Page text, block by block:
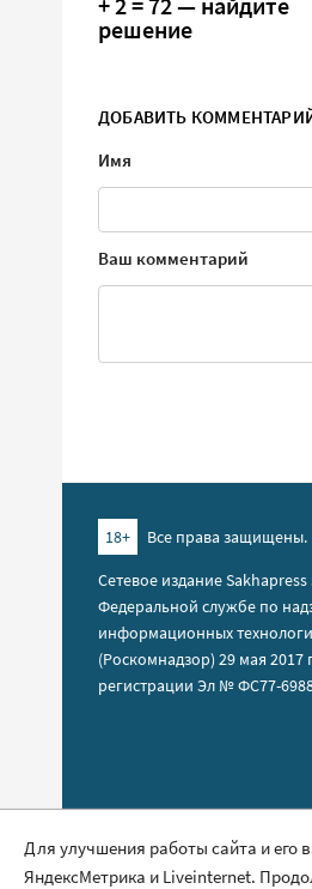
+ 2 = 72 — найдите
решение
ДОБАВИТЬ
Имя
Ваш комментарий
18+
Все права защищены.
Сетевое издание
Федеральной службе по
информационных
(Роскомнадзор) 29 мая 2017
регистрации Эл № ФС77-
Правила сайта
Политика обработки
Для улучшения работы сайта и его
ЯндексМетрика и Liveinternet.